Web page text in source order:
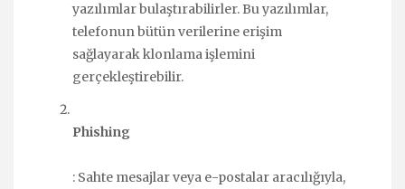
yazılımlar bulaştırabilirler. Bu yazılımlar,
telefonun bütün verilerine erişim
sağlayarak klonlama işlemini
gerçekleştirebilir.
Phishing
: Sahte mesajlar veya e-postalar aracılığıyla,